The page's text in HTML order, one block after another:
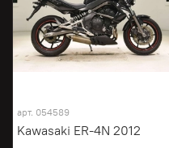
арт. 054589
Kawasaki ER-4N 2012